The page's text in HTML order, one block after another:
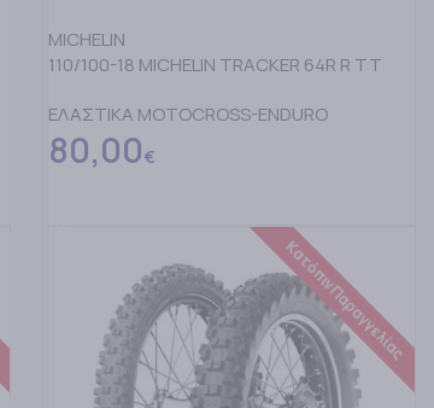
MICHELIN
110/100-18 MICHELIN TRACKER 64R R TT
ΕΛΑΣΤΙΚΑ MOTOCROSS-ENDURO
80,00€
Κατόπιν Παραγγελίας